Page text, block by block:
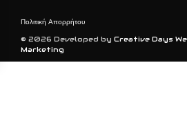
© 2026 Developed by Creative Days
Marketing
Πολιτική Απορρήτου